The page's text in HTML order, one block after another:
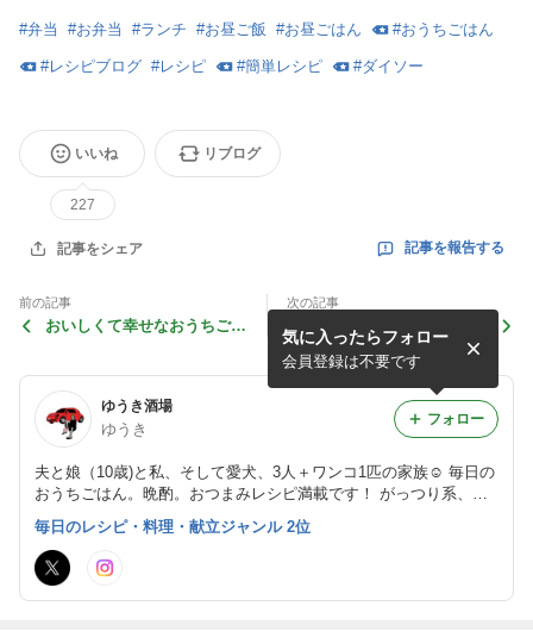
#弁当 #お弁当 #ランチ #お昼ご飯 #お昼ごはん #おうちごはん
#レシピブログ #レシピ #簡単レシピ #ダイソー
いいね
227
リブログ
記事をシェア 記事を報告する
前の記事
おいしくて幸せなおうちごは
おうちミスド
次の記事
学校給食を参考に、間違いな
い逸品♪子どもも食べやす
い、キムチのおかずレシピ！
ゆうき酒場
ゆうき
夫と娘（10歳)と私、そして愛犬、3人＋ワンコ1匹の家族☺︎ 毎日の
おうちごはん。晩酌。おつまみレシピ満載です！ がっつり系、お
肉おかず、 麺レシピも充実しています。
気に入ったらフォロー
会員登録は不要です
フォロー
毎日のレシピ・料理・献立ジャンル 2位